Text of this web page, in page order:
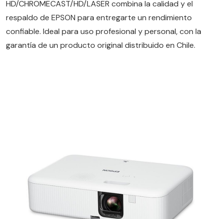
HD/CHROMECAST/HD/LASER combina la calidad y el
respaldo de EPSON para entregarte un rendimiento
confiable. Ideal para uso profesional y personal, con la
garantía de un producto original distribuido en Chile.